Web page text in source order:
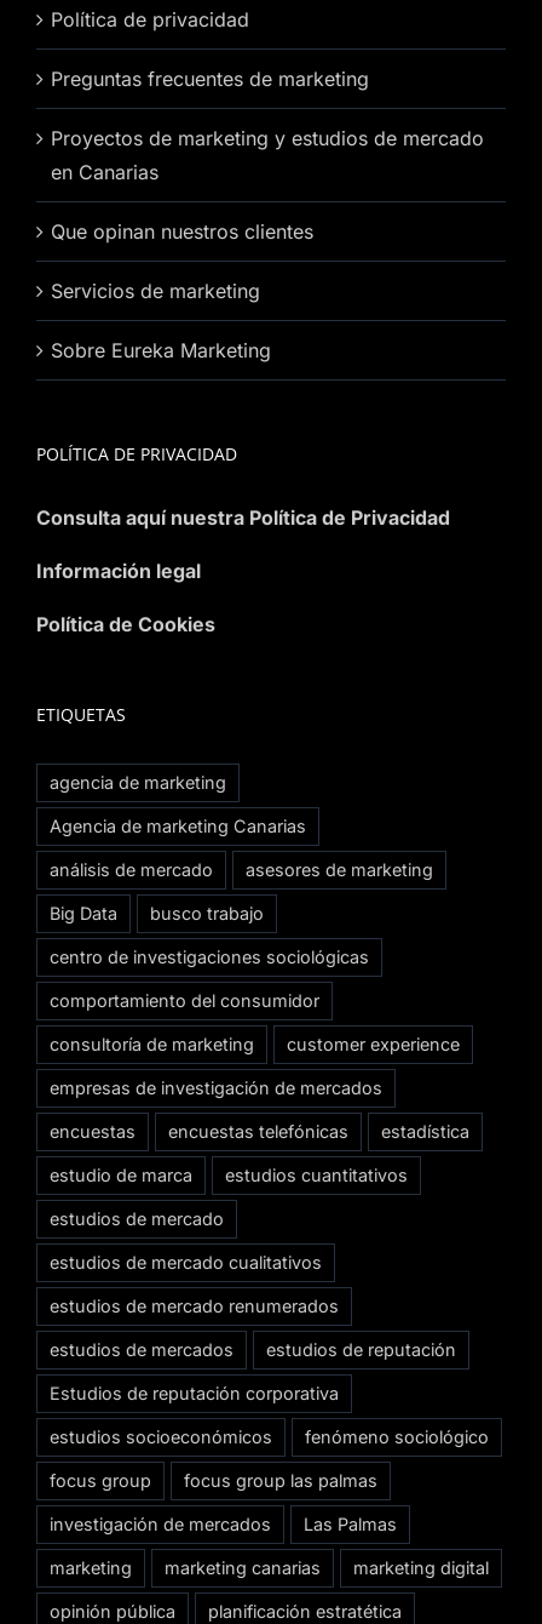
Política de privacidad
Preguntas frecuentes de marketing
Proyectos de marketing y estudios de mercado
en Canarias
Que opinan nuestros clientes
Servicios de marketing
Sobre Eureka Marketing
POLÍTICA DE PRIVACIDAD
Consulta aquí nuestra Política de Privacidad
Información legal
Política de Cookies
ETIQUETAS
agencia de marketing
Agencia de marketing Canarias
análisis de mercado asesores de marketing
Big Data busco trabajo
centro de investigaciones sociológicas
comportamiento del consumidor
consultoría de marketing customer experience
empresas de investigación de mercados
encuestas encuestas telefónicas estadística
estudio de marca estudios cuantitativos
estudios de mercado
estudios de mercado cualitativos
estudios de mercado renumerados
estudios de mercados estudios de reputación
Estudios de reputación corporativa
estudios socioeconómicos fenómeno sociológico
focus group focus group las palmas
investigación de mercados Las Palmas
marketing marketing canarias marketing digital
opinión pública planificación estratética